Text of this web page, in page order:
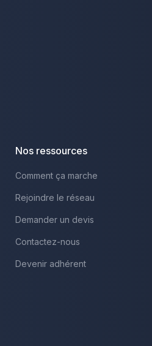
Nos ressources
Comment ça marche
Rejoindre le réseau
Demander un devis
Contactez-nous
Devenir adhérent